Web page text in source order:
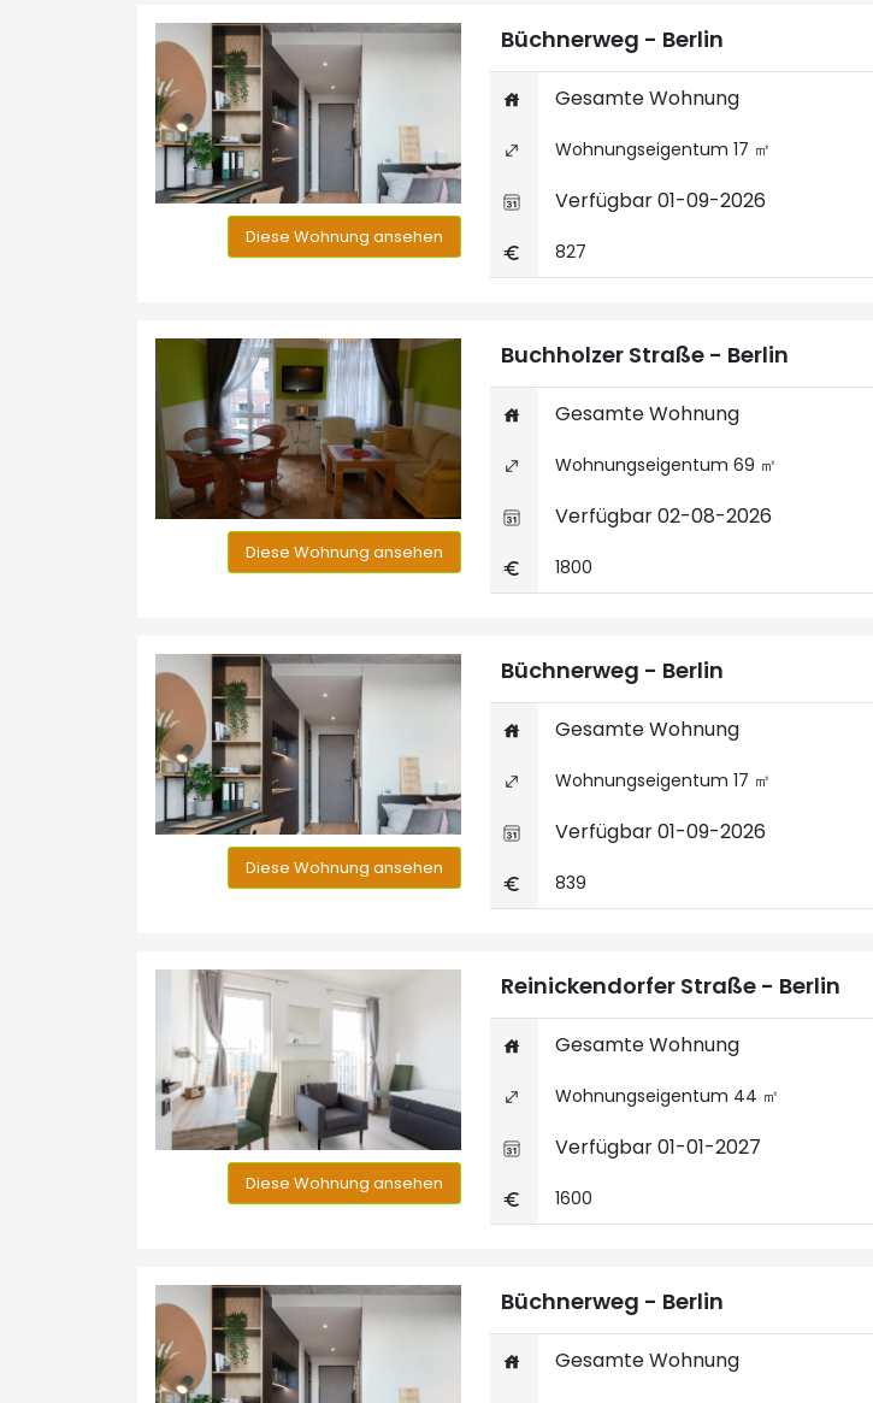
Diese Wohnung ansehen
Büchnerweg - Berlin
Gesamte Wohnung
Wohnungseigentum 17 ㎡
Verfügbar 01-09-2026
827
Diese Wohnung ansehen
Buchholzer Straße - Berlin
Gesamte Wohnung
Wohnungseigentum 69 ㎡
Verfügbar 02-08-2026
1800
Diese Wohnung ansehen
Büchnerweg - Berlin
Gesamte Wohnung
Wohnungseigentum 17 ㎡
Verfügbar 01-09-2026
839
Diese Wohnung ansehen
Reinickendorfer Straße - Berlin
Gesamte Wohnung
Wohnungseigentum 44 ㎡
Verfügbar 01-01-2027
1600
Büchnerweg - Berlin
Gesamte Wohnung